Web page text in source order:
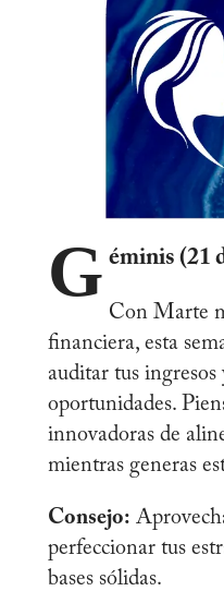
G éminis (21
Con Marte
financiera, esta
auditar tus
oportunidades.
innovadoras de
mientras generas
Consejo:
perfeccionar tus
bases sólidas.